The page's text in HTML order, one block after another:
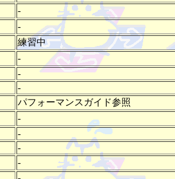
-
-
練習中
-
-
-
パフォーマンスガイド参照
-
-
-
-